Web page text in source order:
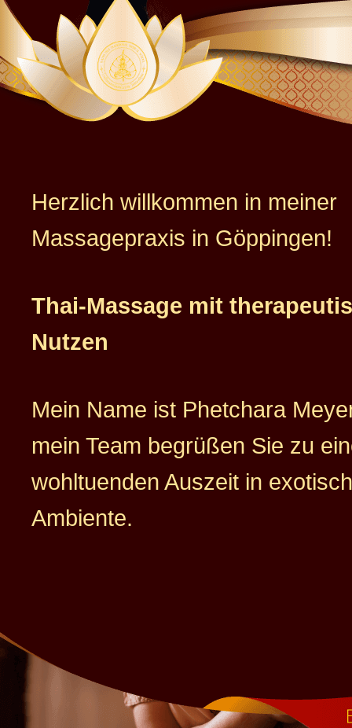
Herzlich willkommen in meiner
Massagepraxis in Göppingen!
Thai-Massage mit
Nutzen
Mein Name ist Phetchara
mein Team begrüßen Sie zu
wohltuenden Auszeit in
Ambiente.